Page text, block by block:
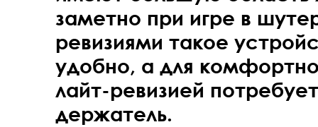
заметно при игре в
ревизиями такое
удобно, а для
лайт-ревизией
держатель.